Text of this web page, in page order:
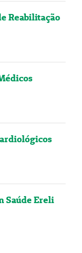
Reabilitação
Saúde Ereli